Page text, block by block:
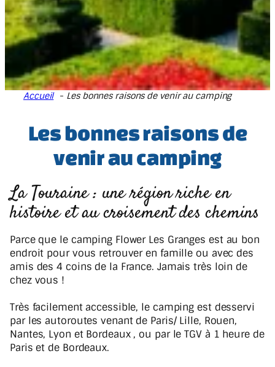
Accueil Les bonnes raisons de venir au camping
Les bonnes raisons de
venir au camping
La Touraine : une région riche en
histoire et au croisement des chemins
Parce que le camping Flower Les Granges est au bon
endroit pour vous retrouver en famille ou avec des
amis des 4 coins de la France. Jamais très loin de
chez vous !
Très facilement accessible, le camping est desservi
par les autoroutes venant de Paris/ Lille, Rouen,
Nantes, Lyon et Bordeaux , ou par le TGV à 1 heure de
Paris et de Bordeaux.